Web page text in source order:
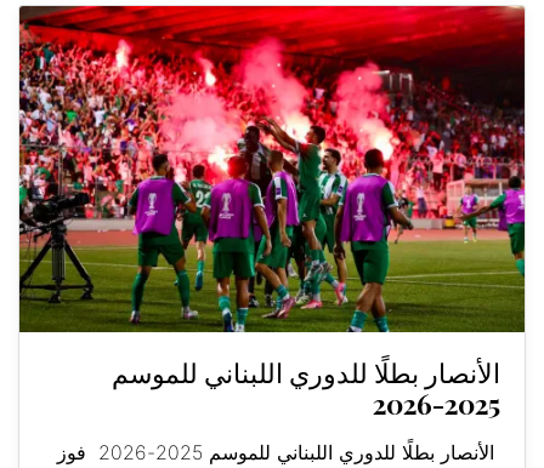
الأنصار بطلًا للدوري اللبناني للموسم
2025-2026
الأنصار بطلًا للدوري اللبناني للموسم 2025-2026 فوز